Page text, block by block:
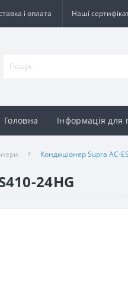
і оплата Наші
Головна Інформація для
Кондиціонер Supra AC-
24HG